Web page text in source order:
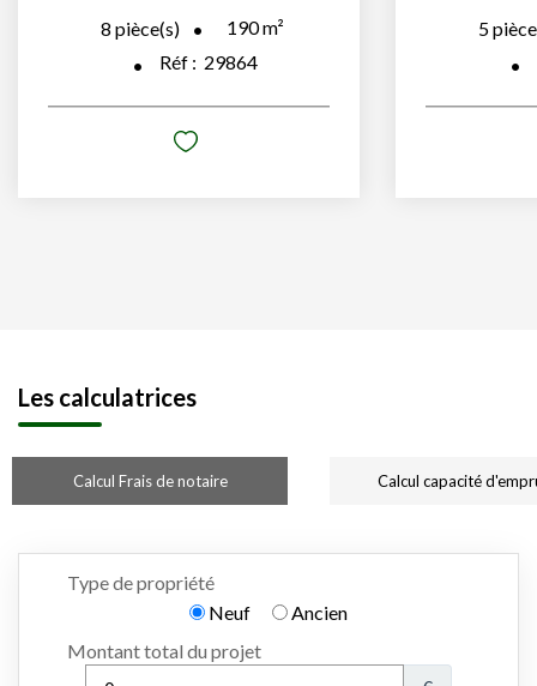
8 pièce(s) 190m²
Réf : 29864
5
Les calculatrices
Calcul Frais de notaire Calcul capacité